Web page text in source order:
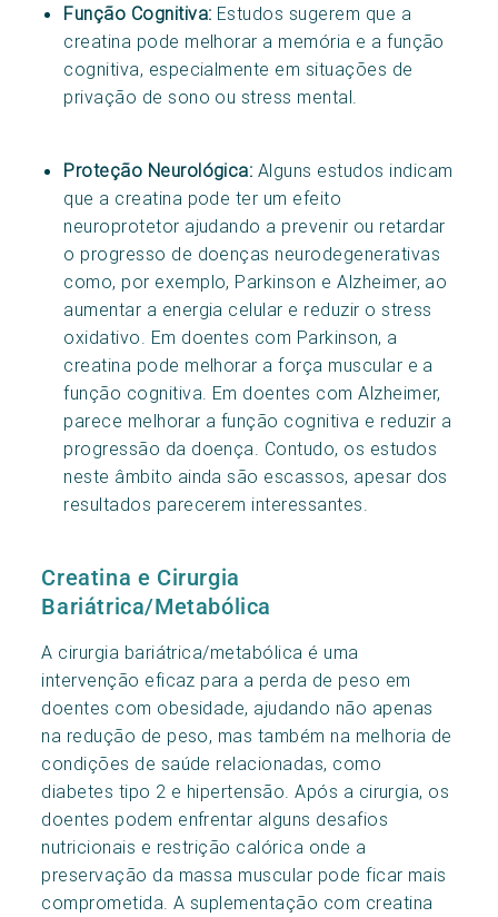
Função Cognitiva: Estudos sugerem que a
creatina pode melhorar a memória e a função
cognitiva, especialmente em situações de
privação de sono ou stress mental.
Proteção Neurológica: Alguns estudos indicam
que a creatina pode ter um efeito
neuroprotetor ajudando a prevenir ou retardar
o progresso de doenças neurodegenerativas
como, por exemplo, Parkinson e Alzheimer, ao
aumentar a energia celular e reduzir o stress
oxidativo. Em doentes com Parkinson, a
creatina pode melhorar a força muscular e a
função cognitiva. Em doentes com Alzheimer,
parece melhorar a função cognitiva e reduzir a
progressão da doença. Contudo, os estudos
neste âmbito ainda são escassos, apesar dos
resultados parecerem interessantes.
Creatina e Cirurgia
Bariátrica/Metabólica
A cirurgia bariátrica/metabólica é uma
intervenção eficaz para a perda de peso em
doentes com obesidade, ajudando não apenas
na redução de peso, mas também na melhoria de
condições de saúde relacionadas, como
diabetes tipo 2 e hipertensão. Após a cirurgia, os
doentes podem enfrentar alguns desafios
nutricionais e restrição calórica onde a
preservação da massa muscular pode ficar mais
comprometida. A suplementação com creatina